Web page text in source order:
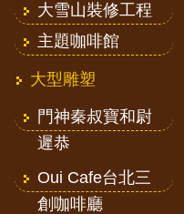
大雪山裝修工程
主題咖啡館
大型雕塑
門神秦叔寶和尉
遲恭
Oui Cafe台北三
創咖啡廳